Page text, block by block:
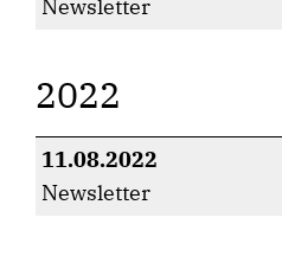
Newsletter
2022
11.08.2022
Newsletter